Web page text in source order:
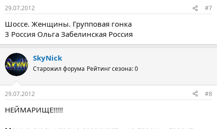
29.07.2012 #7
Шоссе. Женщины. Групповая гонка
3 Россия Ольга Забелинская Россия
SkyNick
Старожил форума Рейтинг сезона: 0
29.07.2012 #8
НЕЙМАРИЩЕ!!!!!